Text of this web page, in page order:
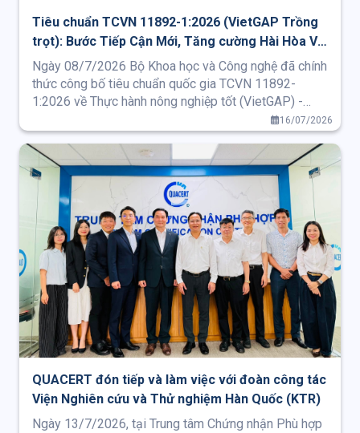
Tiêu chuẩn TCVN 11892-1:2026 (VietGAP Trồng
trọt): Bước Tiếp Cận Mới, Tăng cường Hài Hòa Với
Các Tiêu Chuẩn GAP Khu Vực Và Quốc Tế
Ngày 08/7/2026 Bộ Khoa học và Công nghệ đã chính
thức công bố tiêu chuẩn quốc gia TCVN 11892-
1:2026 về Thực hành nông nghiệp tốt (VietGAP) -
Phần 1: Trồng trọt, thay thế cho phiên bản năm 2017.
Phiên bản năm 2026 được biên soạn trên cơ sở hài
hòa với tiêu chuẩn ASEAN GAP, đồng thời cập nhật và
tiếp thu nhiều nội dung tiên tiến từ các tiêu chuẩn
GAP và Nông nghiệp hữu cơ quốc tế như GlobalG.A.P.,
Nông nghiệp hữu cơ EU (Reg. 2018/848).
16/07/2026
QUACERT đón tiếp và làm việc với đoàn công tác
Viện Nghiên cứu và Thử nghiệm Hàn Quốc (KTR)
Ngày 13/7/2026, tại Trung tâm Chứng nhận Phù hợp